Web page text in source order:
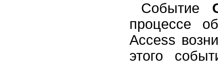
Событие
процессе
Access
этого